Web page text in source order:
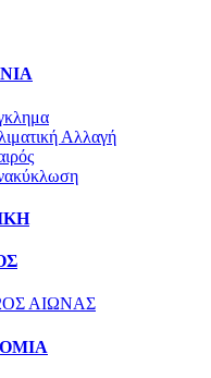
Αλλαγή
ΑΙΩΝΑΣ